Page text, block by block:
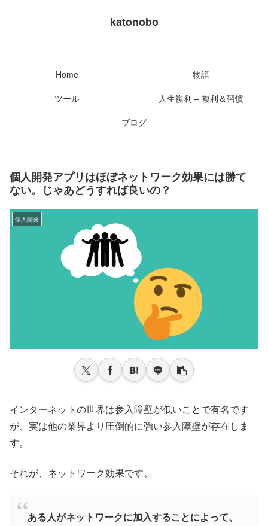
katonobo
Home
物語
ツール
人生複利 – 複利＆習慣
ブログ
個人開発アプリはほぼネットワーク効果には勝て
ない。じゃあどうすれば良いの？
個人開発
インターネットの世界は参入障壁が低いことで有名です
が、実は他の業界より圧倒的に強い参入障壁が存在しま
す。
それが、ネットワーク効果です。
ある人がネットワークに加入することによって、